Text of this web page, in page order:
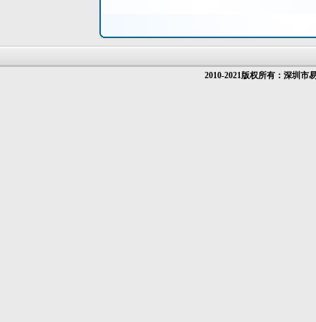
2010-2021版权所有：深圳市